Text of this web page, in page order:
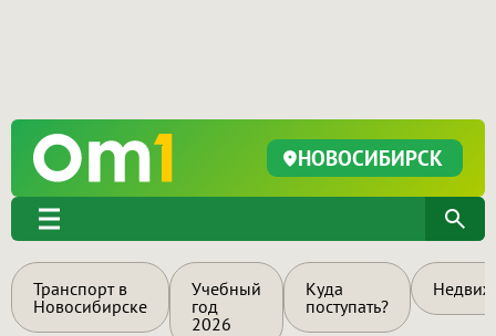
НОВОСИБИРСК
Транспорт в
Новосибирске
Учебный
год
2026
Куда
поступать?